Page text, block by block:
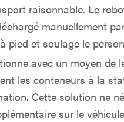
raisonnable. Le
manuellement
pied et soulage le
avec un moyen de
les conteneurs à la
Cette solution ne
sur le